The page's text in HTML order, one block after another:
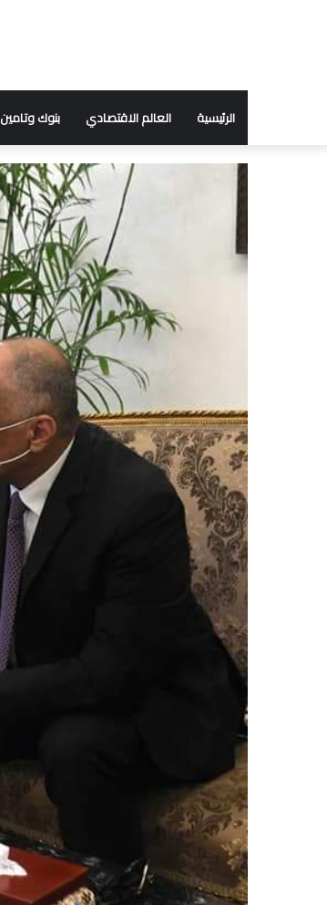
الرئيسية العالم الاقتصادي بنوك وتامين